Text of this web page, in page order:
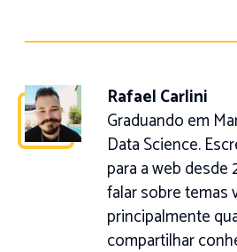
Rafael Carlini
Graduando em
Data Science.
para a web desde
falar sobre temas
principalmente
compartilhar